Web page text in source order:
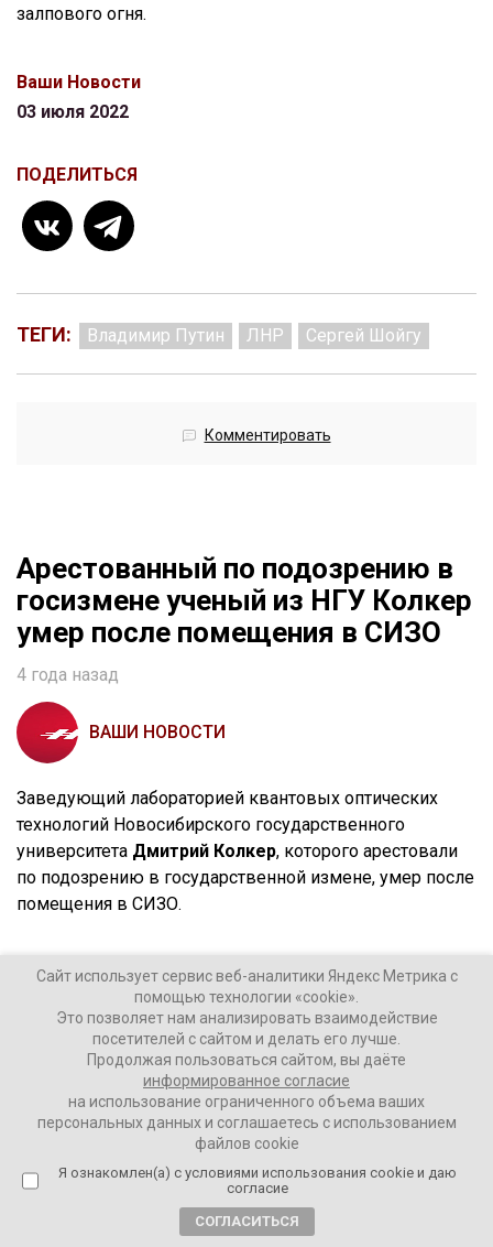
залпового огня.
Ваши Новости
03 июля 2022
ПОДЕЛИТЬСЯ
ТЕГИ: Владимир Путин ЛНР Сергей Шойгу
Комментировать
Арестованный по подозрению в
госизмене ученый из НГУ Колкер
умер после помещения в СИЗО
4 года назад
ВАШИ НОВОСТИ
Заведующий лабораторией квантовых оптических
технологий Новосибирского государственного
университета Дмитрий Колкер, которого арестовали
по подозрению в государственной измене, умер после
помещения в СИЗО.
Это следует из сообщения «Комсомольской правды».
Колкера, как указано, задержали сотрудники ФСБ,
когда тот был в больнице. Как рассказала дочь
ученого Алина Миронова, там он был с четвертой
стадией рака поджелудочной железы. На этой стадии
заболевания пациенты получают в основном
паллиативную помощь.
Сайт использует сервис веб-аналитики Яндекс Метрика с
помощью технологии «cookie».
Это позволяет нам анализировать взаимодействие
посетителей с сайтом и делать его лучше.
Продолжая пользоваться сайтом, вы даёте
информированное согласие
на использование ограниченного объема ваших
персональных данных и соглашаетесь с использованием
файлов cookie
Я ознакомлен(а) с условиями использования cookie и даю
согласие
СОГЛАСИТЬСЯ